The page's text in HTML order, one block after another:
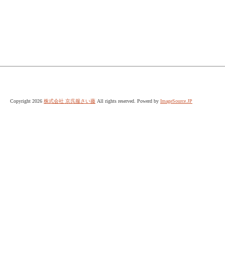
Copyright 2026 株式会社 京呉服さい藤 All rights reserved. Powerd by ImageSource.JP